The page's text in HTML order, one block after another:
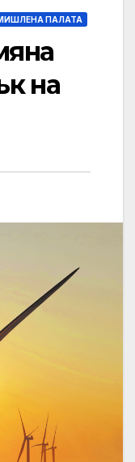
ПАЛАТА
на